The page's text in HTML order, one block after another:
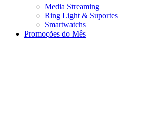
Media Streaming
Ring Light & Suportes
Smartwatchs
Promoções do Mês